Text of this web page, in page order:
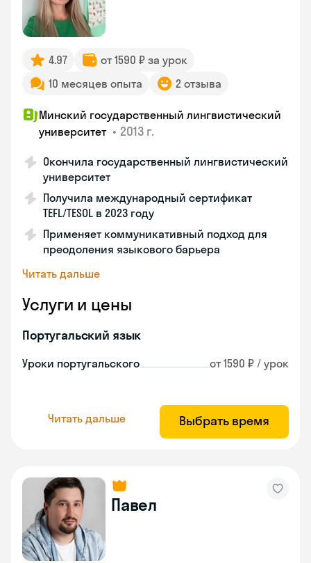
4.97
от 1590 ₽ за урок
10 месяцев опыта
2 отзыва
Минский государственный лингвистический
университет • 2013 г.
Окончила государственный лингвистический
университет
Получила международный сертификат
TEFL/TESOL в 2023 году
Применяет коммуникативный подход для
преодоления языкового барьера
Читать дальше
Услуги и цены
Португальский язык
Уроки португальского от 1590 ₽ / урок
Читать дальше Выбрать время
Павел